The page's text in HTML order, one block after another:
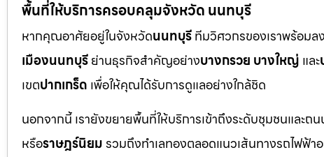
พื้นที่ให้บริการครอบคลุมจังหวัด นนทบุรี
หากคุณอาศัยอยู่ในจังหวัดนนทบุรีทีมวิศวกรของเราพร้อมล
เมืองนนทบุรีย่านธุรกิจสำคัญอย่างบางกรวย บางใหญ่ และ
เขตปากเกร็ด เพื่อให้คุณได้รับการดูแลอย่างใกล้ชิด
นอกจากนี้ เรายังขยายพื้นที่ให้บริการเข้าถึงระดับชุมชนและถ
หรือราษฎร์นิยมรวมถึงทำเลทองตลอดแนวเส้นทางรถไฟฟ้า